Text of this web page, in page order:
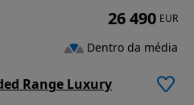
Range Luxury
26 490 EUR
Dentro da média